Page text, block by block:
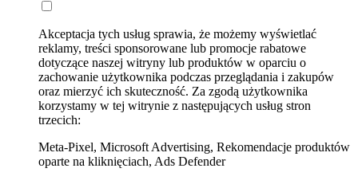
Akceptacja tych usług sprawia, że możemy wyświetlać
reklamy, treści sponsorowane lub promocje rabatowe
dotyczące naszej witryny lub produktów w oparciu o
zachowanie użytkownika podczas przeglądania i zakupów
oraz mierzyć ich skuteczność. Za zgodą użytkownika
korzystamy w tej witrynie z następujących usług stron
trzecich:
Meta-Pixel, Microsoft Advertising, Rekomendacje produktów
oparte na kliknięciach, Ads Defender